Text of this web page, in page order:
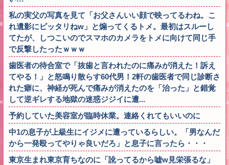
私の実父の写真を見て「お父さんいい顔で映ってるわね。こ
れ遺影にピッタリねw」と煽ってくるトメ。最初はスルーし
てたが、しつこいのでスマホのカメラをトメに向けて同じ手
で反撃したったｗｗｗ
歯医者の待合室で「抜歯と言われたのに痛みが消えた！訴え
てやる！」と怒鳴り散らす60代男！2軒の歯医者で同じ診断さ
れた癖に、神経が死んで痛みが消えたのを「治った」と錯覚
して逆ギレする地獄の迷惑ジジイに遭...
予約していた美容室が臨時休業。連絡くれてもいいのに
中1の息子が上級生にイジメに遭っているらしい。「男なんだ
から一発殴ってやりゃ良いだろ」と息子に言ったら・・・
東京生まれ東京育ちなのに「訛ってるから嘘w見栄張るな」